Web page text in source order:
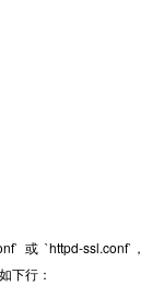
或 `httpd-ssl.conf`，
下行：